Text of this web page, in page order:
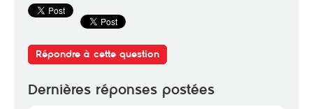
Répondre à cette question
Dernières réponses postées